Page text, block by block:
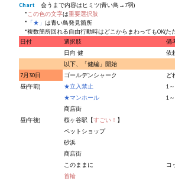
Chart 会うまで内容はヒミツ(青い鳥→7羽)
* この色の文字は重要選択肢
* 「★」 は青い鳥発見箇所
*複数箇所回れる自由行動時はどこからまわってもOK(
日付
選択肢
備
日向 健
依
以下、「健編」開始
7月30日
ゴールデンシャーク
ど
昼(午前)
★立入禁止
1
★マンホール
1
商店街
昼(午後)
桜ヶ谷駅【すごい！ 】
ペットショップ
砂浜
商店街
このままに
コ
首輪